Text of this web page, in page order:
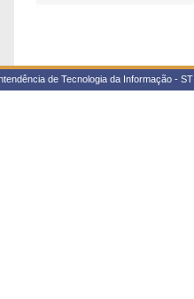
de Tecnologia da Informação -